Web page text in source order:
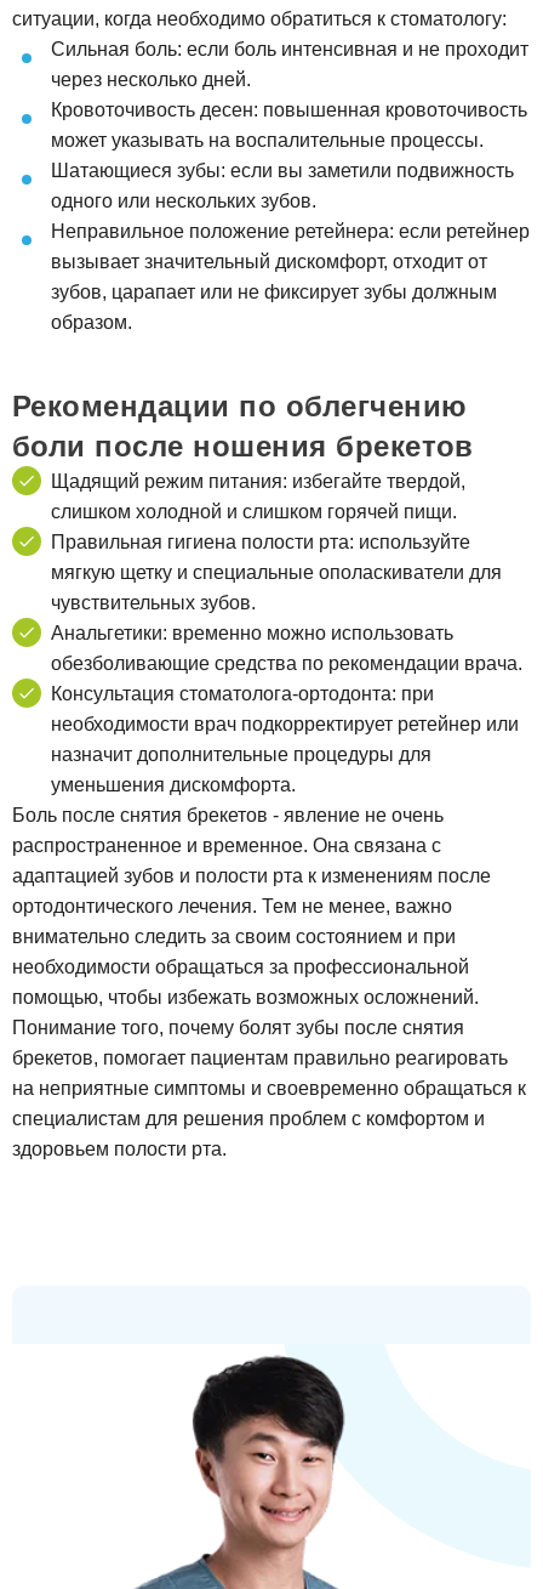
ситуации, когда необходимо обратиться к стоматологу:
Сильная боль: если боль интенсивная и не проходит
через несколько дней.
Кровоточивость десен: повышенная кровоточивость
может указывать на воспалительные процессы.
Шатающиеся зубы: если вы заметили подвижность
одного или нескольких зубов.
Неправильное положение ретейнера: если ретейнер
вызывает значительный дискомфорт, отходит от
зубов, царапает или не фиксирует зубы должным
образом.
Рекомендации по облегчению
боли после ношения брекетов
Щадящий режим питания: избегайте твердой,
слишком холодной и слишком горячей пищи.
Правильная гигиена полости рта: используйте
мягкую щетку и специальные ополаскиватели для
чувствительных зубов.
Анальгетики: временно можно использовать
обезболивающие средства по рекомендации врача.
Консультация стоматолога-ортодонта: при
необходимости врач подкорректирует ретейнер или
назначит дополнительные процедуры для
уменьшения дискомфорта.
Боль после снятия брекетов - явление не очень
распространенное и временное. Она связана с
адаптацией зубов и полости рта к изменениям после
ортодонтического лечения. Тем не менее, важно
внимательно следить за своим состоянием и при
необходимости обращаться за профессиональной
помощью, чтобы избежать возможных осложнений.
Понимание того, почему болят зубы после снятия
брекетов, помогает пациентам правильно реагировать
на неприятные симптомы и своевременно обращаться к
специалистам для решения проблем с комфортом и
здоровьем полости рта.